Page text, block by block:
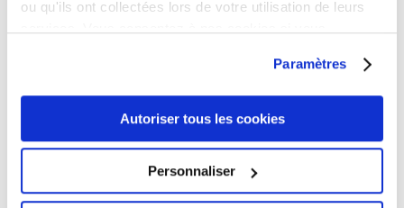
ou qu'ils ont collectées lors de votre utilisation de leurs
Paramètres
Autoriser tous les cookies
Personnaliser
Demander le remboursement d'un
Préparez la référence de la transaction
Accéder au service en ligne
Ministère chargé des finances
Dans un bureau de tabac
Vous pouvez acheter un timbre fiscal